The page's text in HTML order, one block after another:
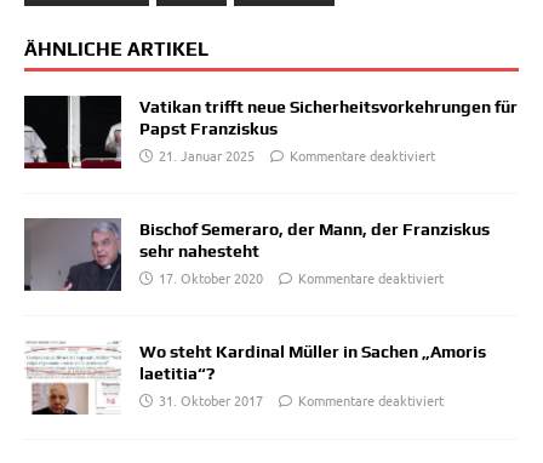
ÄHNLICHE ARTIKEL
Vatikan trifft neue Sicherheitsvorkehrungen für
Papst Franziskus
21. Januar 2025
Kommentare deaktiviert
Bischof Semeraro, der Mann, der Franziskus
sehr nahesteht
17. Oktober 2020
Kommentare deaktiviert
Wo steht Kardinal Müller in Sachen „Amoris
laetitia“?
31. Oktober 2017
Kommentare deaktiviert